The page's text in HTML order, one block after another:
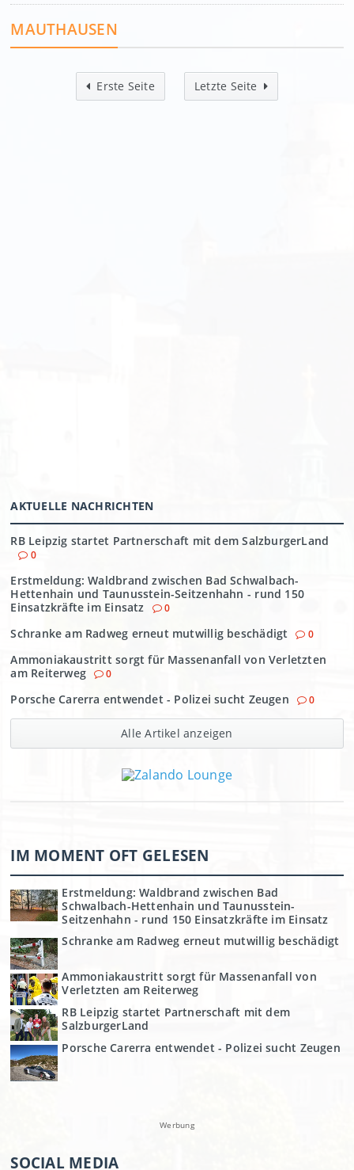
MAUTHAUSEN
Erste Seite Letzte Seite
AKTUELLE NACHRICHTEN
RB Leipzig startet Partnerschaft mit dem SalzburgerLand
0
Erstmeldung: Waldbrand zwischen Bad Schwalbach-
Hettenhain und Taunusstein-Seitzenhahn - rund 150
Einsatzkräfte im Einsatz
0
Schranke am Radweg erneut mutwillig beschädigt 0
Ammoniakaustritt sorgt für Massenanfall von Verletzten
am Reiterweg
0
Porsche Carerra entwendet - Polizei sucht Zeugen 0
Alle Artikel anzeigen
IM MOMENT OFT GELESEN
Erstmeldung: Waldbrand zwischen Bad
Schwalbach-Hettenhain und Taunusstein-
Seitzenhahn - rund 150 Einsatzkräfte im Einsatz
Schranke am Radweg erneut mutwillig beschädigt
Ammoniakaustritt sorgt für Massenanfall von
Verletzten am Reiterweg
RB Leipzig startet Partnerschaft mit dem
SalzburgerLand
Porsche Carerra entwendet - Polizei sucht Zeugen
Werbung
SOCIAL MEDIA